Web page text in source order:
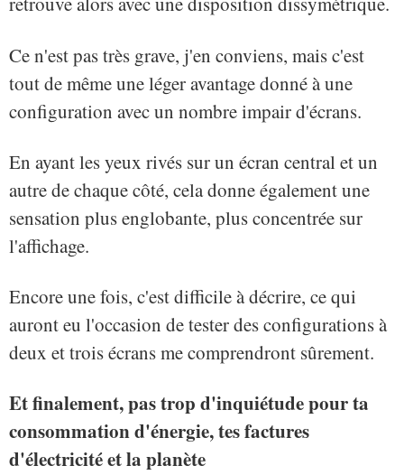
Ce n'est pas très grave, j'en conviens, mais c'est
tout de même une léger avantage donné à une
configuration avec un nombre impair d'écrans.
En ayant les yeux rivés sur un écran central et un
autre de chaque côté, cela donne également une
sensation plus englobante, plus concentrée sur
l'affichage.
Encore une fois, c'est difficile à décrire, ce qui
auront eu l'occasion de tester des configurations à
deux et trois écrans me comprendront sûrement.
Et finalement, pas trop d'inquiétude pour ta
consommation d'énergie, tes factures
d'électricité et la planète